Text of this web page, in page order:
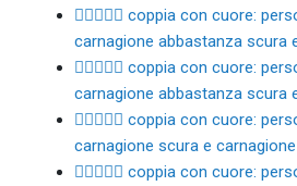
🧑🏾‍❤️‍🧑🏽 coppia con cuore:
carnagione abbastanza scura
🧑🏾‍❤️‍🧑🏿 coppia con cuore:
carnagione abbastanza scura
🧑🏿‍❤️‍🧑🏻 coppia con cuore:
carnagione scura e
🧑🏿‍❤️‍🧑🏼 coppia con cuore: